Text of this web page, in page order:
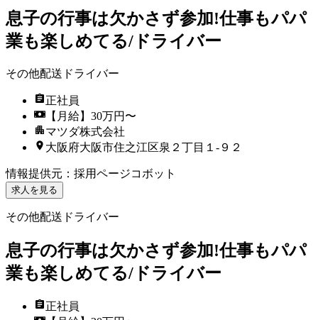
息子の行事は欠かさず参加!仕事もパパ
業も楽しめてる/ドライバー
その他配送ドライバー
正社員
【月給】30万円〜
マツダ株式会社
大阪府大阪市住之江区泉２丁目１‐９２
情報提供元 ： 採用ページコボット
求人を見る
その他配送ドライバー
息子の行事は欠かさず参加!仕事もパパ
業も楽しめてる/ドライバー
正社員